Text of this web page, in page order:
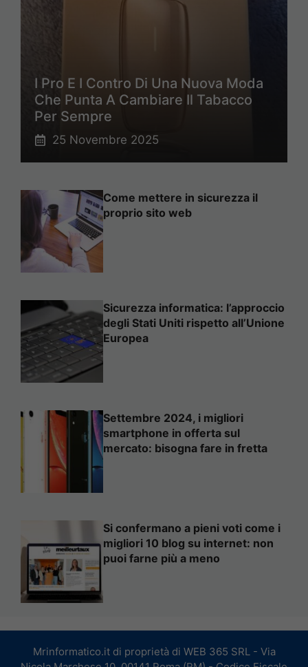
I Pro E I Contro Di Una Nuova Moda
Che Punta A Cambiare Il Tabacco
Per Sempre
25 Novembre 2025
Come mettere in sicurezza il
proprio sito web
Sicurezza informatica: l’approccio
degli Stati Uniti rispetto all’Unione
Europea
Settembre 2024, i migliori
smartphone in offerta sul
mercato: bisogna fare in fretta
Si confermano a pieni voti come i
migliori 10 blog su internet: non
puoi farne più a meno
Mrinformatico.it di proprietà di WEB 365 SRL - Via